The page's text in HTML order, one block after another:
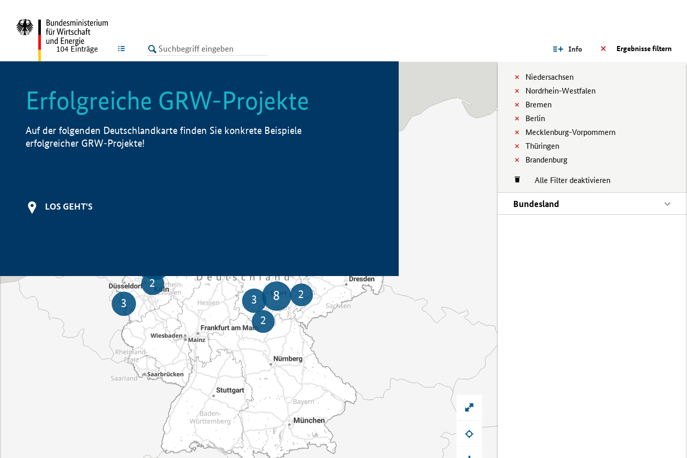
LISTE Ergebnisse filtern
Info
Niedersachsen
Nordrhein-Westfalen
Bremen
Berlin
Mecklenburg-Vorpommern
Thüringen
Brandenburg
Alle Filter deaktivieren
Bundesland
104 Einträge
Erfolgreiche GRW-Projekte
Auf der folgenden Deutschlandkarte finden Sie konkrete Beispiele
erfolgreicher GRW-Projekte!
LOS GEHT'S